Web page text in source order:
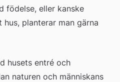
födelse, eller kanske
planterar man gärna
husets entré och
naturen och människans